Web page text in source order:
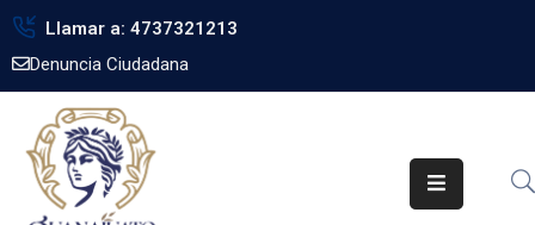
Llamar a: 4737321213
Denuncia Ciudadana
Inicio
Gobierno
Trámites